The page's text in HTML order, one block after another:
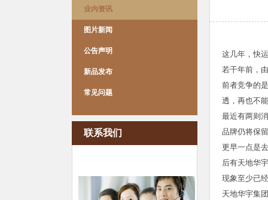
业内资讯
图片新闻
公告声明
新品发布
常见问题
联系我们
这几年，快
若干年前，
前者竞争的
透，再也不
最近有两则
品牌仍将保
更早一点是
后有天地华
现象至少已
天地华宇集